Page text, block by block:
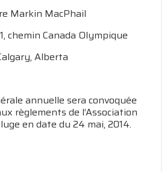
Markin MacPhail
chemin Canada Olympique
Alberta
annuelle sera convoquée
règlements de l’Association
en date du 24 mai, 2014.